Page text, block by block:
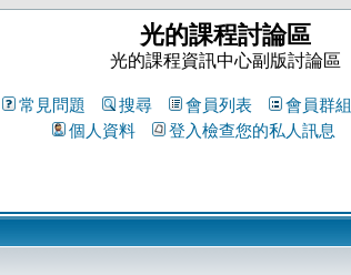
光的課程討論區
光的課程資訊中心副版討論區
常見問題 搜尋 會員列表 會員群組
個人資料
登入檢查您的私人訊息